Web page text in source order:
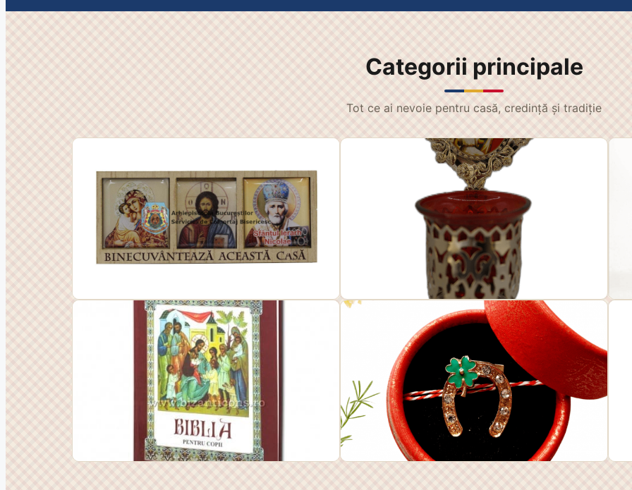
Categorii principale
Tot ce ai nevoie pentru casă, credință și tradiție
Obiecte ortodoxe